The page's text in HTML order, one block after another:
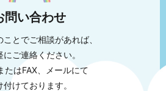
問い合わせ
とでご相談があれば、
にご連絡ください。
たはFAX、メールにて
付けております。